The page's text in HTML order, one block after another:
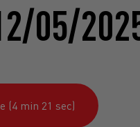
05/
(4 min 21 sec)